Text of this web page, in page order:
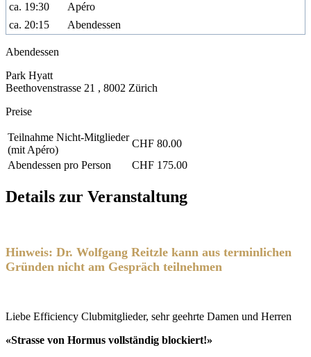
ca. 19:30
Apéro
ca. 20:15
Abendessen
Abendessen
Park Hyatt
Beethovenstrasse 21 , 8002 Zürich
Preise
Teilnahme Nicht-Mitglieder
(mit Apéro)
CHF 80.00
Abendessen pro Person
CHF 175.00
Details zur Veranstaltung
Hinweis: Dr. Wolfgang Reitzle kann aus terminlichen
Gründen nicht am Gespräch teilnehmen
Liebe Efficiency Clubmitglieder, sehr geehrte Damen und Herren
«Strasse von Hormus vollständig blockiert!»